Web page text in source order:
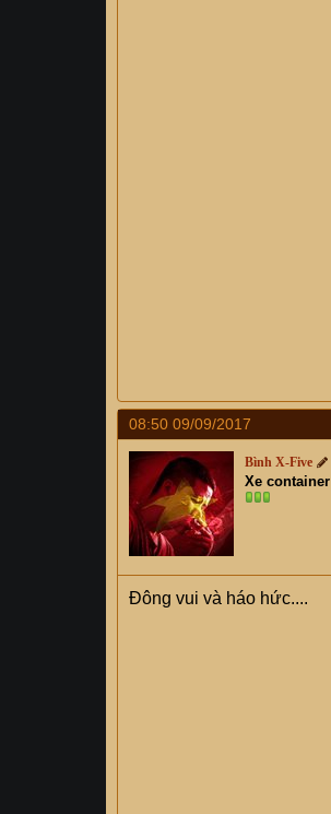
08:50 09/09/2017
Bình X-Five
Xe container
Đông vui và háo hức....